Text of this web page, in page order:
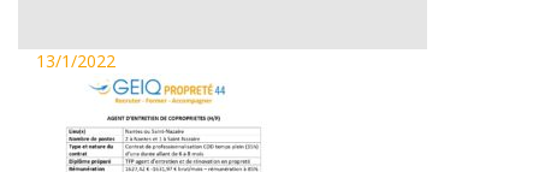
13/1/2022